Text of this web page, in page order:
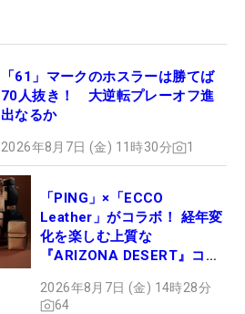
「61」マークのホスラーは勝てば
70人抜き！ 大逆転プレーオフ進
出なるか
2026年8月7日 (金) 11時30分 1
「PING」×「ECCO
Leather」がコラボ！ 経年変
化を楽しむ上質な
『ARIZONA DESERT』コレ
ュー
2026年8月7日 (金) 14時28分
64